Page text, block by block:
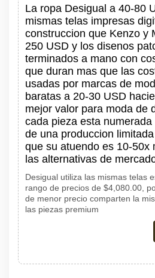
La ropa Desigual a 40-80
mismas telas impresas
construccion que Kenzo y
250 USD y los disenos
terminados a mano con
que duran mas que las
usadas por marcas de
baratas a 20-30 USD
mejor valor para moda de
cada pieza esta
de una produccion
que su atuendo es 10-50x
las alternativas de
Desigual utiliza las mismas telas
rango de precios de $4,080.00,
de menor precio comparten la
las piezas premium